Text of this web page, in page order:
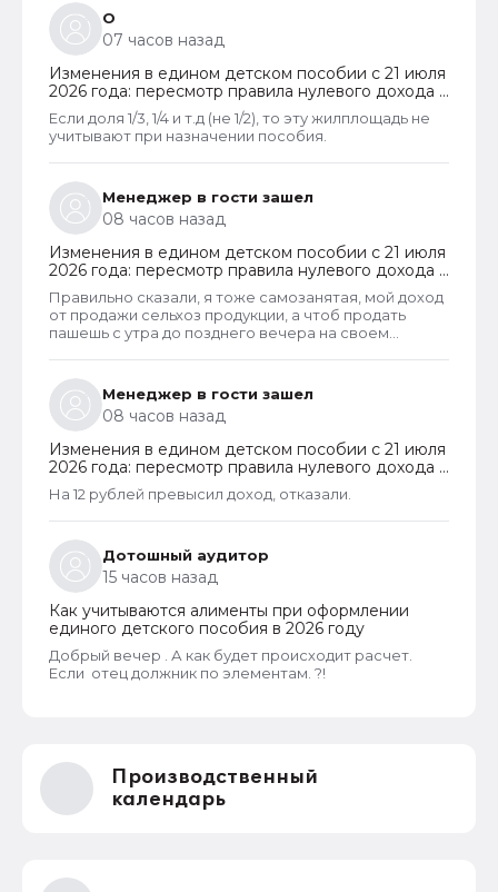
наследства играют роль.
О
07 часов назад
Изменения в едином детском пособии с 21 июля
2026 года: пересмотр правила нулевого дохода и
новый порядок оформления пособий по месту
пребывания
Если доля 1/3, 1/4 и т.д (не 1/2), то эту жилплощадь не
учитывают при назначении пособия.
Менеджер в гости зашел
08 часов назад
Изменения в едином детском пособии с 21 июля
2026 года: пересмотр правила нулевого дохода и
новый порядок оформления пособий по месту
пребывания
Правильно сказали, я тоже самозанятая, мой доход
от продажи сельхоз продукции, а чтоб продать
пашешь с утра до позднего вечера на своем
Менеджер в гости зашел
08 часов назад
Изменения в едином детском пособии с 21 июля
2026 года: пересмотр правила нулевого дохода и
новый порядок оформления пособий по месту
пребывания
На 12 рублей превысил доход, отказали.
Дотошный аудитор
15 часов назад
Как учитываются алименты при оформлении
единого детского пособия в 2026 году
Добрый вечер . А как будет происходит расчет.
Если отец должник по элементам. ?!
Производственный
календарь